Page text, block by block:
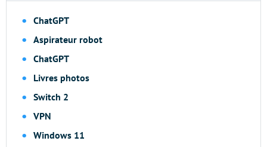
ChatGPT
Aspirateur robot
ChatGPT
Livres photos
Switch 2
VPN
Windows 11